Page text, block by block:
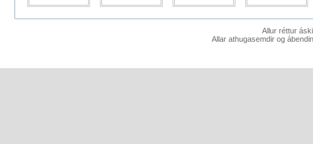
Allur réttur
Allar athugasemdir og